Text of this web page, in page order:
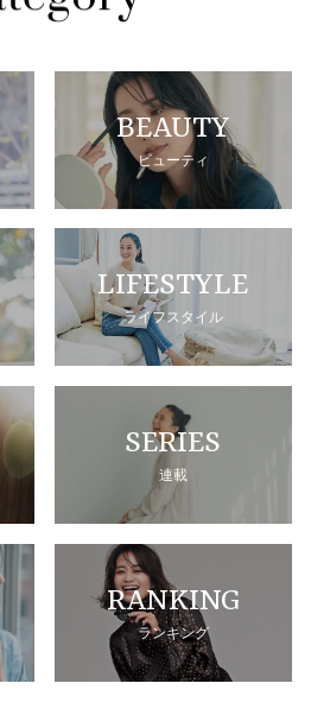
BEAUTY
ビューティ
LIFESTYLE
ライフスタイル
SERIES
連載
RANKING
ランキング